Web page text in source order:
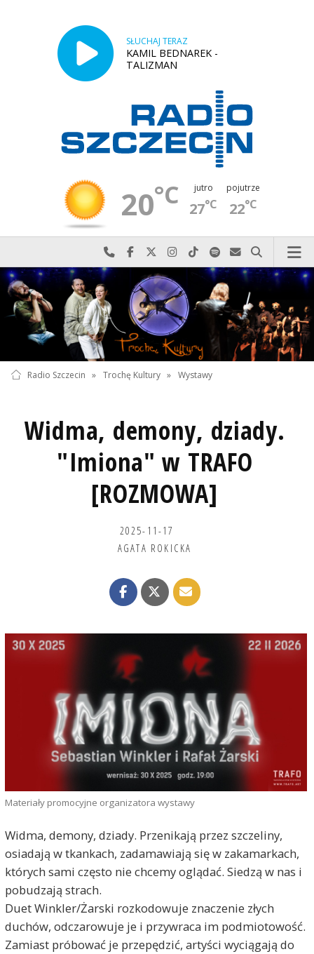
SŁUCHAJ TERAZ
KAMIL BEDNAREK -
TALIZMAN
20°C jutro
27°C
pojutrze
22°C
Najlepiej po prostu do nas zadzwoń
Odwiedź nas na Facebook-u
Odwiedź nas na X
Odwiedź nas na Instagram-ie
Odwiedź nas na TikTok-u
Szukaj nas na Spotify
Wyślij do nas
Szukaj
Radio Szczecin » Trochę Kultury » Wystawy
Widma, demony, dziady.
"Imiona" w TRAFO
[ROZMOWA]
2025-11-17
AGATA ROKICKA
Materiały promocyjne organizatora wystawy
Widma, demony, dziady. Przenikają przez szczeliny,
osiadają w tkankach, zadamawiają się w zakamarkach,
których sami często nie chcemy oglądać. Siedzą w nas i
pobudzają strach.
Duet Winkler/Żarski rozkodowuje znaczenie złych
duchów, odczarowuje je i przywraca im podmiotowość.
Zamiast próbować je przepędzić, artyści wyciągają do